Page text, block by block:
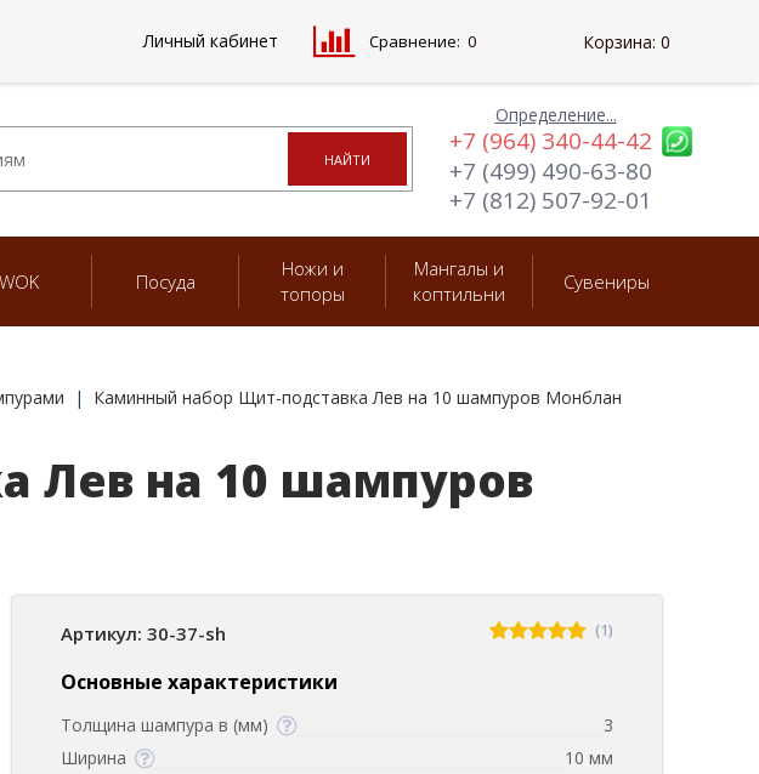
Определение...
+7 (964) 340-44-42
+7 (499) 490-63-80
+7 (812) 507-92-01
WOK Посуда
Ножи и
топоры
Мангалы и
коптильни
Сувениры
Каминный набор Щит-подставка Лев на 10 шампуров Монблан
Лев на 10 шампуров
Артикул: 30-37-sh (1)
Основные характеристики
Толщина шампура в (мм)
3
Ширина
10 мм
Личный кабинет Сравнение: 0 Корзина: 0